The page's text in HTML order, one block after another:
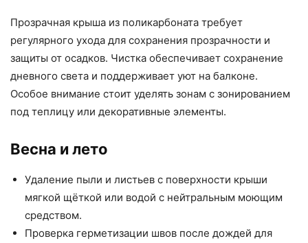
Прозрачная крыша из поликарбоната требует
регулярного ухода для сохранения прозрачности и
защиты от осадков. Чистка обеспечивает сохранение
дневного света и поддерживает уют на балконе.
Особое внимание стоит уделять зонам с зонированием
под теплицу или декоративные элементы.
Весна и лето
Удаление пыли и листьев с поверхности крыши
мягкой щёткой или водой с нейтральным моющим
средством.
Проверка герметизации швов после дождей для